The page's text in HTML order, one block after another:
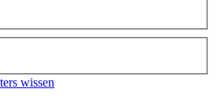
wissen